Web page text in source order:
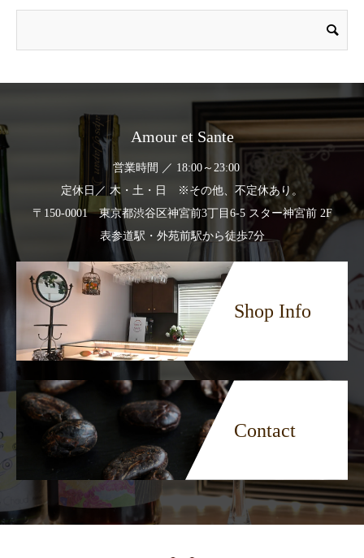
Amour et Sante
営業時間 ／ 18:00～23:00
定休日／ 木・土・日 ※その他、不定休あり。
〒150-0001 東京都渋谷区神宮前3丁目6-5 スター神宮前 2F
表参道駅・外苑前駅から徒歩7分
Shop Info
Contact